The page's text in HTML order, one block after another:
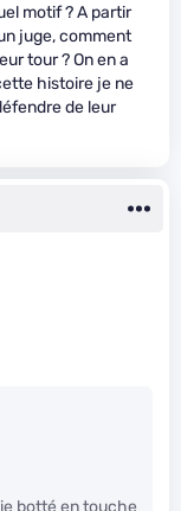
motif ? A partir
juge, comment
tour ? On en a
histoire je ne
de leur